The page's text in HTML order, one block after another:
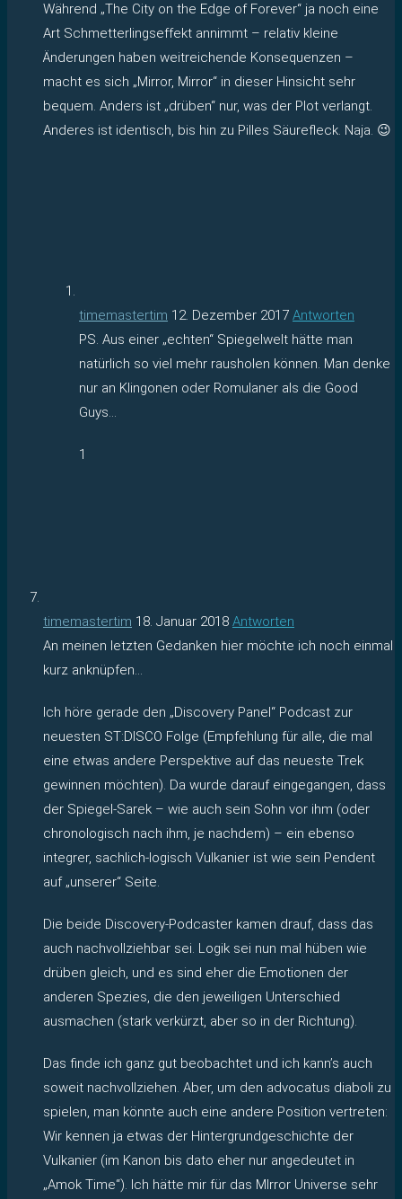
Während „The City on the Edge of Forever“ ja noch eine
Art Schmetterlingseffekt annimmt – relativ kleine
Änderungen haben weitreichende Konsequenzen –
macht es sich „Mirror, Mirror“ in dieser Hinsicht sehr
bequem. Anders ist „drüben“ nur, was der Plot verlangt.
Anderes ist identisch, bis hin zu Pilles Säurefleck. Naja. 😉
timemastertim 12. Dezember 2017 Antworten
PS. Aus einer „echten“ Spiegelwelt hätte man
natürlich so viel mehr rausholen können. Man denke
nur an Klingonen oder Romulaner als die Good
Guys…
1
timemastertim 18. Januar 2018 Antworten
An meinen letzten Gedanken hier möchte ich noch einmal
kurz anknüpfen…
Ich höre gerade den „Discovery Panel“ Podcast zur
neuesten ST:DISCO Folge (Empfehlung für alle, die mal
eine etwas andere Perspektive auf das neueste Trek
gewinnen möchten). Da wurde darauf eingegangen, dass
der Spiegel-Sarek – wie auch sein Sohn vor ihm (oder
chronologisch nach ihm, je nachdem) – ein ebenso
integrer, sachlich-logisch Vulkanier ist wie sein Pendent
auf „unserer“ Seite.
Die beide Discovery-Podcaster kamen drauf, dass das
auch nachvollziehbar sei. Logik sei nun mal hüben wie
drüben gleich, und es sind eher die Emotionen der
anderen Spezies, die den jeweiligen Unterschied
ausmachen (stark verkürzt, aber so in der Richtung).
Das finde ich ganz gut beobachtet und ich kann’s auch
soweit nachvollziehen. Aber, um den advocatus diaboli zu
spielen, man könnte auch eine andere Position vertreten:
Wir kennen ja etwas der Hintergrundgeschichte der
Vulkanier (im Kanon bis dato eher nur angedeutet in
„Amok Time“). Ich hätte mir für das MIrror Universe sehr